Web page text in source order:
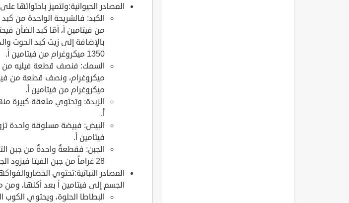
المصادر الحيوانية:وتتميز باحتوائها
بالإضافة إلى زيت كبد الحوت
1350 ميكروغرام من فيتامين أ.
ميكروغرام من فيتامين أ.
أ.
فيتامين أ.
28 غراماً من جبن الفيتا فيزود الجسم بـ 35 ميكروغرام من فيتامين أ.
المصادر النباتية:تحتوي
الجسم إلى فيتامين أ بعد أكلها، ومن
البطاطا الحلوة، ويحتوي الكوب الواحد